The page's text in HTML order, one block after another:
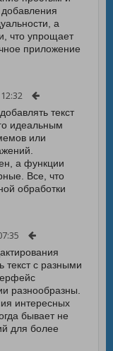
а
что упрощает
приложение
текст
идеальным
или
а функции
Все, что
обработки
текст с разными
разнообразны.
интересных
бывает не
для более